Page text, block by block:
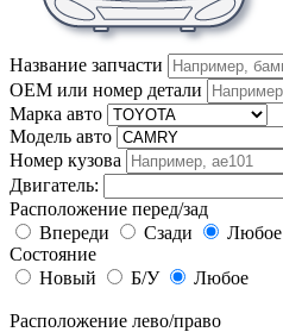
Название запчасти
OEM или номер детали
Марка авто
Модель авто
Номер кузова
Двигатель:
Расположение перед/зад
Впереди
Сзади
Любое
Состояние
Новый
Б/У Любое
Расположение лево/право